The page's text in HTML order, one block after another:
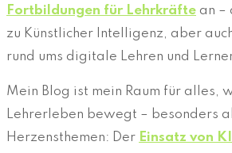
Fortbildungen für Lehrkräfte an –
zu Künstlicher Intelligenz, aber
rund ums digitale Lehren und
Mein Blog ist mein Raum für alles,
Lehrerleben bewegt – besonders
Herzensthemen: Der Einsatz von